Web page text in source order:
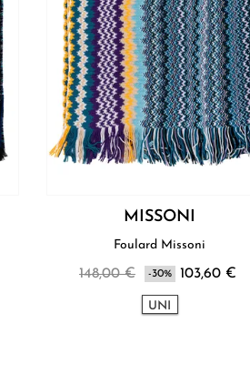
MISSONI
Foulard Missoni
148,00 € -30% 103,60 €
UNI